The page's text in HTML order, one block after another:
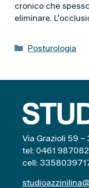
cronico che
eliminare.
C
e
o
r
e
Posturologia
Via Grazioli 59 –
tel: 0461 987082
cell: